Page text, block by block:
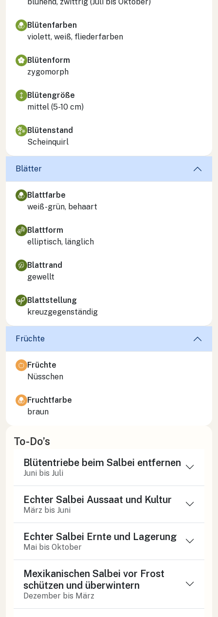
Blütenfarben
violett, weiß, fliederfarben
Blütenform
zygomorph
Blütengröße
mittel (5-10 cm)
Blütenstand
Scheinquirl
Blätter
Blattfarbe
weiß-grün, behaart
Blattform
elliptisch, länglich
Blattrand
gewellt
Blattstellung
kreuzgegenständig
Früchte
Früchte
Nüsschen
Fruchtfarbe
braun
To-Do’s
Blütentriebe beim Salbei entfernen
Juni bis Juli
Echter Salbei Aussaat und Kultur
März bis Juni
Echter Salbei Ernte und Lagerung
Mai bis Oktober
Mexikanischen Salbei vor Frost
schützen und überwintern
Dezember bis März